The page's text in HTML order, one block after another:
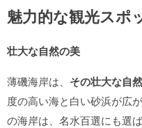
魅力的な観光スポ
壮大な自然の美
薄磯海岸は、 その壮大な自
度の高い海と白い砂浜が広
の海岸は、名水百選にも選